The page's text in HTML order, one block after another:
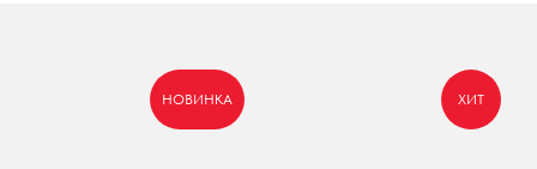
НОВИНКА ХИТ